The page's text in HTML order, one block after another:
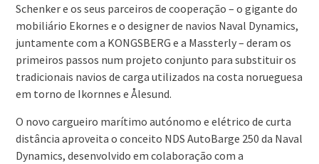
Schenker e os seus parceiros de cooperação – o gigante do
mobiliário Ekornes e o designer de navios Naval Dynamics,
juntamente com a KONGSBERG e a Massterly – deram os
primeiros passos num projeto conjunto para substituir os
tradicionais navios de carga utilizados na costa norueguesa
em torno de Ikornnes e Ålesund.
O novo cargueiro marítimo autónomo e elétrico de curta
distância aproveita o conceito NDS AutoBarge 250 da Naval
Dynamics, desenvolvido em colaboração com a